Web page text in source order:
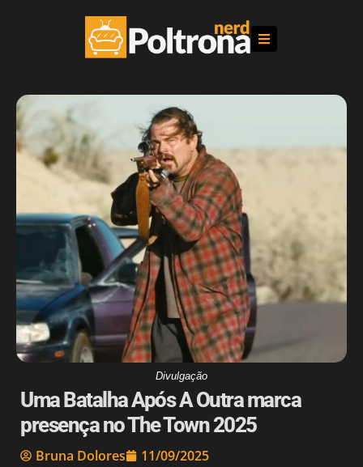
Divulgação
Uma Batalha Após A Outra marca
presença no The Town 2025
Bruna Dolores 11/09/2025